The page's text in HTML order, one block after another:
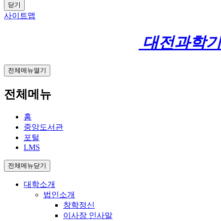
닫기
사이트맵
대전과학
전체메뉴열기
전체메뉴
홈
중앙도서관
포털
LMS
전체메뉴닫기
대학소개
법인소개
창학정신
이사장 인사말